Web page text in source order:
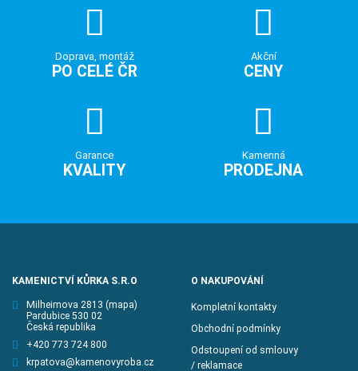
Doprava, montáž
PO CELÉ ČR
Akční
CENY
Garance
KVALITY
Kamenná
PRODEJNA
KAMENICTVÍ KŮRKA S.R.O
Milheimova 2813 (mapa)
Pardubice 530 02
Česká republika
+420 773 724 800
krpatova@kamenovyroba.cz
O NAKUPOVÁNÍ
Kompletní kontakty
Obchodní podmínky
Odstoupení od smlouvy
/ reklamace